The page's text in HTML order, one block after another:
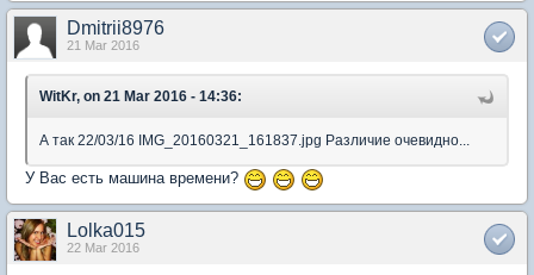
Dmitrii8976
21 Mar 2016
WitKr, on 21 Mar 2016 - 14:36:
А так 22/03/16 IMG_20160321_161837.jpg Различие очевидно...
У Вас есть машина времени?
Lolka015
22 Mar 2016